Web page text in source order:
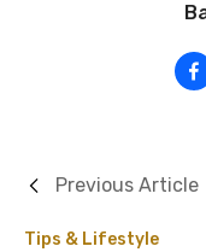
Tips & Lifestyle
Previous Article